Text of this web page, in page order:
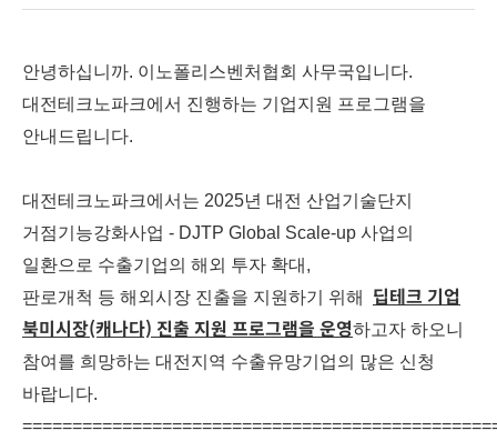
안녕하십니까. 이노폴리스벤처협회 사무국입니다.
대전테크노파크에서 진행하는 기업지원 프로그램을
안내드립니다.
대전테크노파크에서는 2025년 대전 산업기술단지
거점기능강화사업 - DJTP Global Scale-up 사업의
일환으로 수출기업의 해외 투자 확대,
판로개척 등 해외시장 진출을 지원하기 위해 딥테크 기업
북미시장(캐나다) 진출 지원 프로그램을 운영하고자 하오니
참여를 희망하는 대전지역 수출유망기업의 많은 신청
바랍니다.